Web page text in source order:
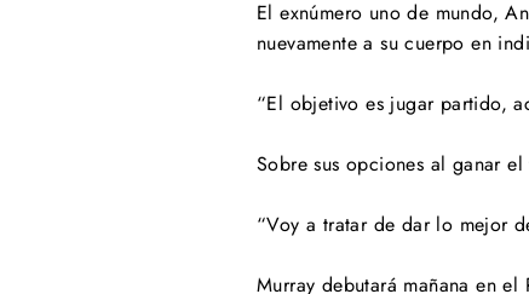
El exnúmero uno de mundo,
nuevamente a su cuerpo en
“El objetivo es jugar partido,
Sobre sus opciones al ganar
“Voy a tratar de dar lo mejor
Murray debutará mañana en